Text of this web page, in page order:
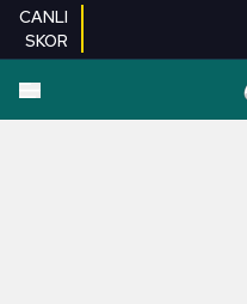
CANLI
SKOR